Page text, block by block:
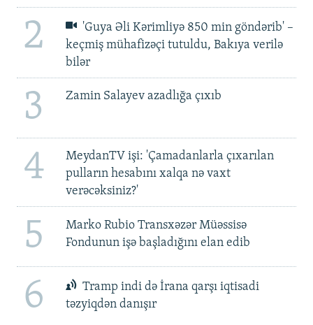
2
'Guya Əli Kərimliyə 850 min göndərib' –
keçmiş mühafizəçi tutuldu, Bakıya verilə
bilər
3 Zamin Salayev azadlığa çıxıb
4
MeydanTV işi: 'Çamadanlarla çıxarılan
pulların hesabını xalqa nə vaxt
verəcəksiniz?'
5
Marko Rubio Transxəzər Müəssisə
Fondunun işə başladığını elan edib
6
Tramp indi də İrana qarşı iqtisadi
təzyiqdən danışır